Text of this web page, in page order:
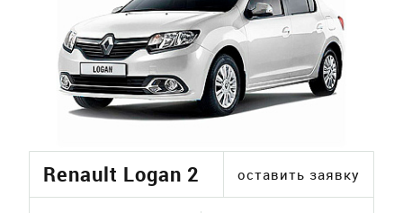
Renault Logan 2 оставить заявку